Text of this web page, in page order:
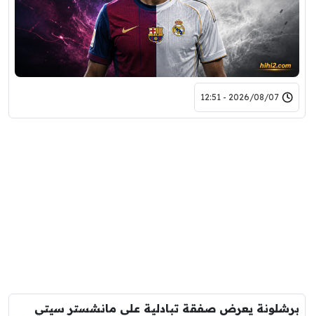
2026/08/07 - 12:51
برشلونة يعرض صفقة تبادلية على مانشستر سيتي